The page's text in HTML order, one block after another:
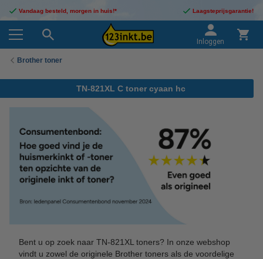
Vandaag besteld, morgen in huis!* Laagsteprijsgarantie!
Inloggen
Brother toner
TN-821XL C toner cyaan hc
Bent u op zoek naar TN-821XL toners? In onze webshop
vindt u zowel de originele Brother toners als de voordelige